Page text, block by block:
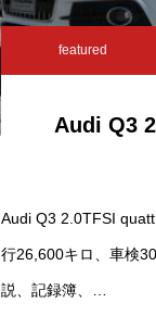
featured
Audi Q3
Audi Q3 2.0TFSI
行26,600キロ、車検
説、記録簿、…